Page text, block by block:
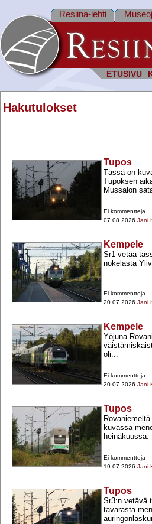
ETUSIVU
Resiina-lehti
Hakutulokset
Tupos
Tässä on
Tupoksen
Mussalon
Ei kommentteja
07.08.2026 Jani
Kempele
Sr1 vetää
nokelasta
Ei kommentteja
20.07.2026 Jani
Kempele
Yöjuna
oli...
Ei kommentteja
20.07.2026 Jani
Tupos
kuvassa
heinäkuussa.
Ei kommentteja
19.07.2026 Jani
Tupos
Sr3:n vetävä
tavarasta